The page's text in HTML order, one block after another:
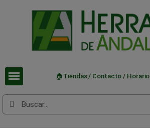
🏠Tiendas / Contacto / Horario